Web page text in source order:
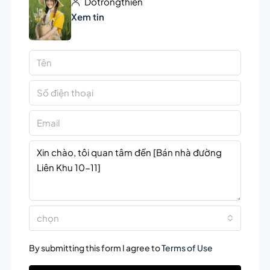
Xem tin
chọn
By submitting this form I agree toTerms of Use